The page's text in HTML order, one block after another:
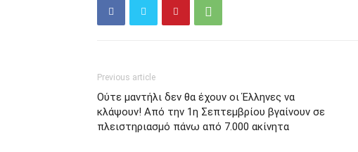
Previous article
Ούτε μαντήλι δεν θα έχουν οι Έλληνες να
κλάψουν! Από την 1η Σεπτεμβρίου βγαίνουν σε
πλειστηριασμό πάνω από 7.000 ακίνητα